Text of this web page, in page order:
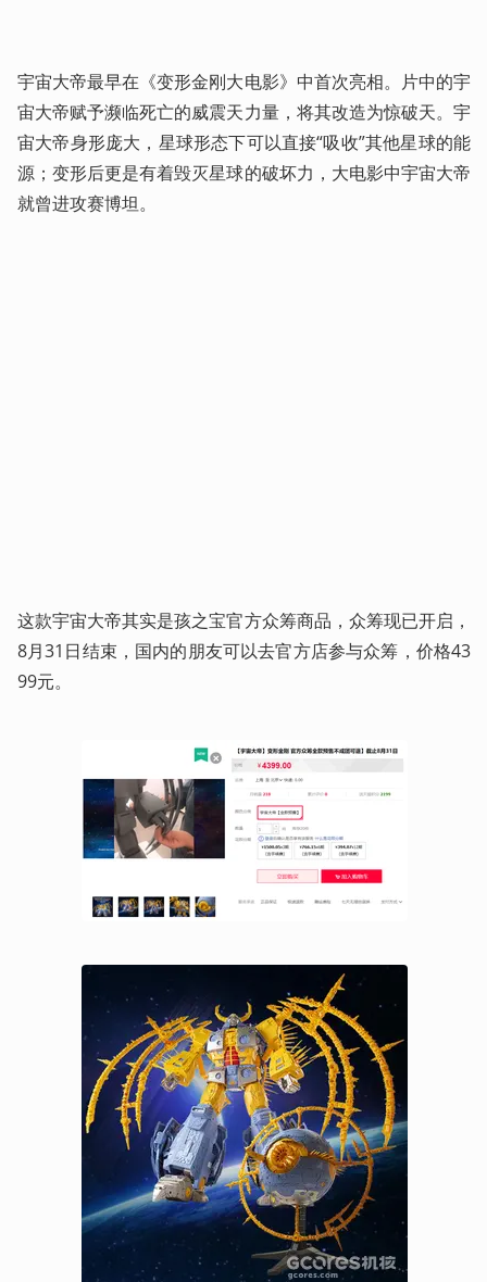
宇宙大帝最早在《变形金刚大电影》中首次亮相。片中的宇
宙大帝赋予濒临死亡的威震天力量，将其改造为惊破天。宇
宙大帝身形庞大，星球形态下可以直接“吸收”其他星球的能
源；变形后更是有着毁灭星球的破坏力，大电影中宇宙大帝
就曾进攻赛博坦。
这款宇宙大帝其实是孩之宝官方众筹商品，众筹现已开启，
8月31日结束，国内的朋友可以去官方店参与众筹，价格43
99元。